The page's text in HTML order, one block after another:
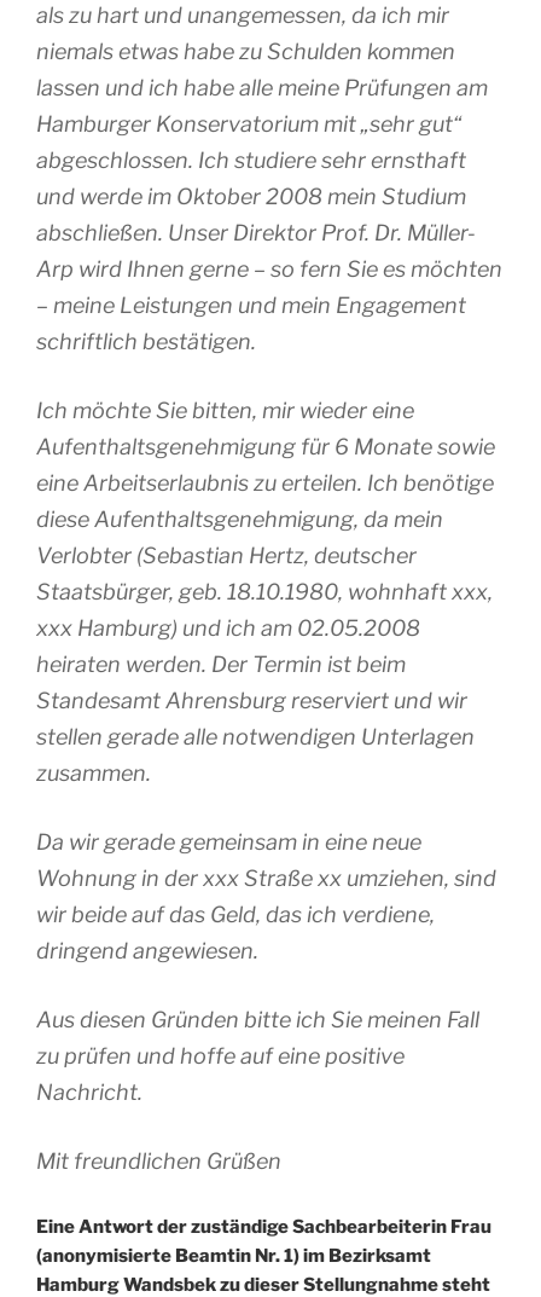
als zu hart und unangemessen, da ich mir
niemals etwas habe zu Schulden kommen
lassen und ich habe alle meine Prüfungen am
Hamburger Konservatorium mit „sehr gut“
abgeschlossen. Ich studiere sehr ernsthaft
und werde im Oktober 2008 mein Studium
abschließen. Unser Direktor Prof. Dr. Müller-
Arp wird Ihnen gerne – so fern Sie es möchten
– meine Leistungen und mein Engagement
schriftlich bestätigen.
Ich möchte Sie bitten, mir wieder eine
Aufenthaltsgenehmigung für 6 Monate sowie
eine Arbeitserlaubnis zu erteilen. Ich benötige
diese Aufenthaltsgenehmigung, da mein
Verlobter (Sebastian Hertz, deutscher
Staatsbürger, geb. 18.10.1980, wohnhaft xxx,
xxx Hamburg) und ich am 02.05.2008
heiraten werden. Der Termin ist beim
Standesamt Ahrensburg reserviert und wir
stellen gerade alle notwendigen Unterlagen
zusammen.
Da wir gerade gemeinsam in eine neue
Wohnung in der xxx Straße xx umziehen, sind
wir beide auf das Geld, das ich verdiene,
dringend angewiesen.
Aus diesen Gründen bitte ich Sie meinen Fall
zu prüfen und hoffe auf eine positive
Nachricht.
Mit freundlichen Grüßen
Eine Antwort der zuständige Sachbearbeiterin Frau
(anonymisierte Beamtin Nr. 1) im Bezirksamt
Hamburg Wandsbek zu dieser Stellungnahme steht